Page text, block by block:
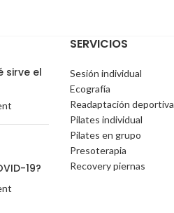
sirve el
19?
SERVICIOS
Sesión individual
Ecografía
Readaptación deportiva
Pilates individual
Pilates en grupo
Presoterapia
Recovery piernas